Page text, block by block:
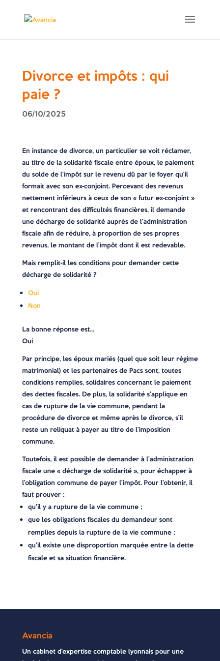
Divorce et impôts : qui
paie ?
06/10/2025
En instance de divorce, un particulier se voit réclamer,
au titre de la solidarité fiscale entre époux, le paiement
du solde de l’impôt sur le revenu dû par le foyer qu’il
formait avec son ex-conjoint. Percevant des revenus
nettement inférieurs à ceux de son « futur ex-conjoint »
et rencontrant des difficultés financières, il demande
une décharge de solidarité auprès de l’administration
fiscale afin de réduire, à proportion de ses propres
revenus, le montant de l’impôt dont il est redevable.
Mais remplit-il les conditions pour demander cette
décharge de solidarité ?
Oui
Non
La bonne réponse est…
Oui
Par principe, les époux mariés (quel que soit leur régime
matrimonial) et les partenaires de Pacs sont, toutes
conditions remplies, solidaires concernant le paiement
des dettes fiscales. De plus, la solidarité s’applique en
cas de rupture de la vie commune, pendant la
procédure de divorce et même après le divorce, s’il
reste un reliquat à payer au titre de l’imposition
commune.
Toutefois, il est possible de demander à l’administration
fiscale une « décharge de solidarité », pour échapper à
l’obligation commune de payer l’impôt. Pour l’obtenir, il
faut prouver :
qu’il y a rupture de la vie commune ;
que les obligations fiscales du demandeur sont
remplies depuis la rupture de la vie commune ;
qu’il existe une disproportion marquée entre la dette
fiscale et sa situation financière.
Avancia
Un cabinet d’expertise comptable lyonnais pour une